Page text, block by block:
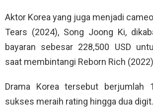
Aktor Korea yang juga menjadi
Tears (2024), Song Joong Ki,
bayaran sebesar 228,500 USD
saat membintangi Reborn Rich
Drama Korea tersebut berjumlah
sukses meraih rating hingga dua digit.